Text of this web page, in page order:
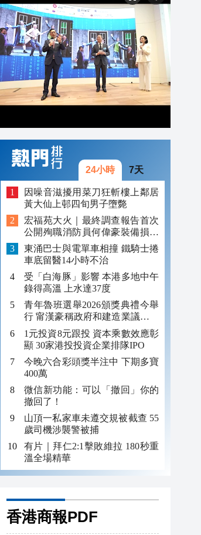
24小時 7天
因噪音滋擾用菜刀狂斬樓上鄰居
黃大仙上邨四旬男子墮斃
宏福苑大火｜最終調查報告首次
公開殉職消防員何偉豪裝備損毀
照片
東涌巴士與電單車相撞 鐵騎士捲
車底留醫14小時不治
受「白海豚」影響 本港多地中午
錄得高溫 上水達37度
青年魯班選舉2026頒獎典禮今舉
行 甯漢豪稱政府和建造業議會做
好培訓工作
1元投資8元跟投 資本乘數效應彰
顯 30家港投投資企業排隊IPO
今晚六合彩頭獎半注中 下期多寶
400萬
微信新功能：可以「撤回」你的
撤回了！
山頂一私家車未遵交規被截查 55
歲司機涉襲警被捕
有片｜拜仁2:1擊敗維拉 180秒重
溫全場精華
香港商報PDF